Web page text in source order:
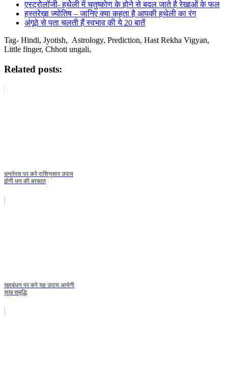
एस्ट्रोलॉजी- हथेेली में चतुष्कोण के होने से बदल जाते है रेखाओं के फल
हस्तरेखा ज्योतिष – जानिए क्या कहता है आपकी हथेली का रंग
अंगूठे से पता चलती हैं स्वभाव की ये 20 बातें
Tag- Hindi, Jyotish, Astrology, Prediction, Hast Rekha Vigyan,
Little finger, Chhoti ungali,
Related posts:
धनतेरस पर करे राशिनुसार उपाय
होगी धन की बरसात
रक्षाबंधन पर करे यह उपाय आयेगी
सुख समृद्धि